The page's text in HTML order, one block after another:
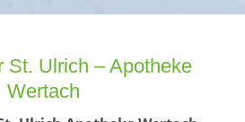
St. Ulrich – Apotheke
Wertach